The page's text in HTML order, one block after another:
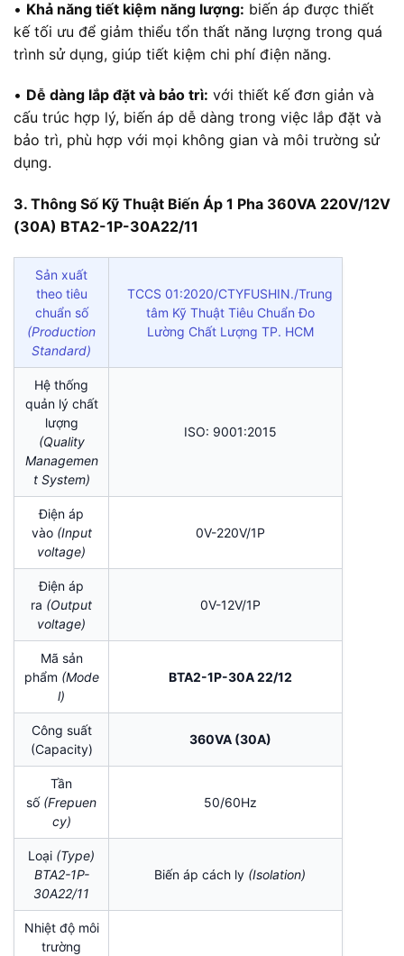
• Khả năng tiết kiệm năng lượng: biến áp được thiết
kế tối ưu để giảm thiểu tổn thất năng lượng trong quá
trình sử dụng, giúp tiết kiệm chi phí điện năng.
• Dễ dàng lắp đặt và bảo trì: với thiết kế đơn giản và
cấu trúc hợp lý, biến áp dễ dàng trong việc lắp đặt và
bảo trì, phù hợp với mọi không gian và môi trường sử
dụng.
3. Thông Số Kỹ Thuật Biến Áp 1 Pha 360VA 220V/12V
(30A) BTA2-1P-30A22/11
Sản xuất
theo tiêu
chuẩn số
(Production
Standard)
TCCS 01:2020/CTYFUSHIN./Trung
tâm Kỹ Thuật Tiêu Chuẩn Đo
Lường Chất Lượng TP. HCM
Hệ thống
quản lý chất
lượng
(Quality
Managemen
t System)
ISO: 9001:2015
Điện áp
vào (Input
voltage)
0V-220V/1P
Điện áp
ra (Output
voltage)
0V-12V/1P
Mã sản
phẩm (Mode
l)
BTA2-1P-30A 22/12
Công suất
(Capacity)
360VA (30A)
Tần
số (Frepuen
cy)
50/60Hz
Loại (Type)
BTA2-1P-
30A22/11
Biến áp cách ly (Isolation)
Nhiệt độ môi
trường